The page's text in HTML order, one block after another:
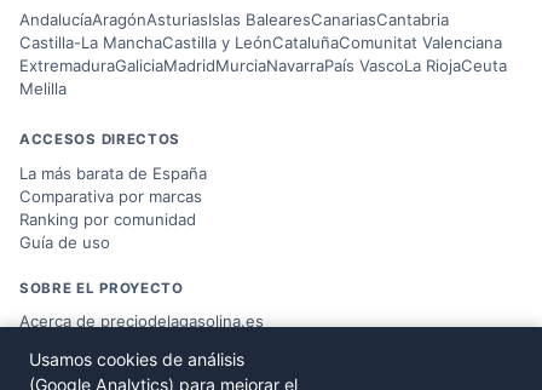
AndalucíaAragónAsturiasIslas BalearesCanariasCantabria
Castilla-La ManchaCastilla y LeónCataluñaComunitat Valenciana
ExtremaduraGaliciaMadridMurciaNavarraPaís VascoLa RiojaCeuta
Melilla
ACCESOS DIRECTOS
La más barata de España
Comparativa por marcas
Ranking por comunidad
Guía de uso
SOBRE EL PROYECTO
Acerca de preciodelagasolina.es
Datos del Ministerio MITERD
Usamos cookies de análisis
(Google Analytics) para mejorar el